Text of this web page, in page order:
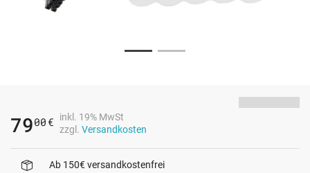
7900 €
inkl. 19% MwSt
zzgl. Versandkosten
Ab 150€ versandkostenfrei